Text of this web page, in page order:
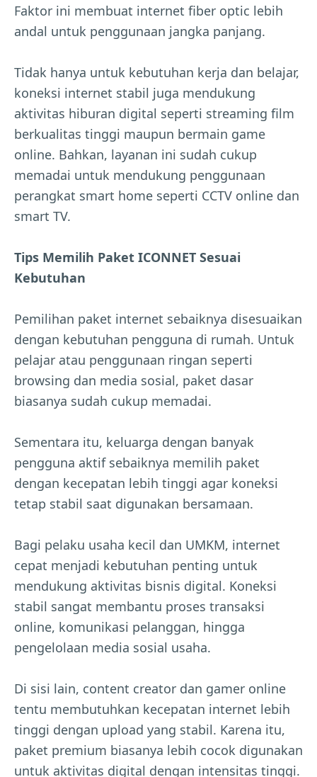
Faktor ini membuat internet fiber optic lebih
andal untuk penggunaan jangka panjang.
Tidak hanya untuk kebutuhan kerja dan belajar,
koneksi internet stabil juga mendukung
aktivitas hiburan digital seperti streaming film
berkualitas tinggi maupun bermain game
online. Bahkan, layanan ini sudah cukup
memadai untuk mendukung penggunaan
perangkat smart home seperti CCTV online dan
smart TV.
Tips Memilih Paket ICONNET Sesuai
Kebutuhan
Pemilihan paket internet sebaiknya disesuaikan
dengan kebutuhan pengguna di rumah. Untuk
pelajar atau penggunaan ringan seperti
browsing dan media sosial, paket dasar
biasanya sudah cukup memadai.
Sementara itu, keluarga dengan banyak
pengguna aktif sebaiknya memilih paket
dengan kecepatan lebih tinggi agar koneksi
tetap stabil saat digunakan bersamaan.
Bagi pelaku usaha kecil dan UMKM, internet
cepat menjadi kebutuhan penting untuk
mendukung aktivitas bisnis digital. Koneksi
stabil sangat membantu proses transaksi
online, komunikasi pelanggan, hingga
pengelolaan media sosial usaha.
Di sisi lain, content creator dan gamer online
tentu membutuhkan kecepatan internet lebih
tinggi dengan upload yang stabil. Karena itu,
paket premium biasanya lebih cocok digunakan
untuk aktivitas digital dengan intensitas tinggi.